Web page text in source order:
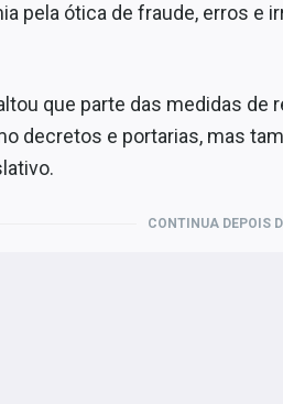
pela ótica de fraude, erros e
que parte das medidas de
decretos e portarias, mas
CONTINUA DEPOIS